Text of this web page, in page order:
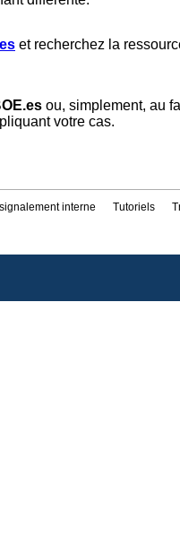
et recherchez la
ou, simplement, au
votre cas.
interne Tutoriels